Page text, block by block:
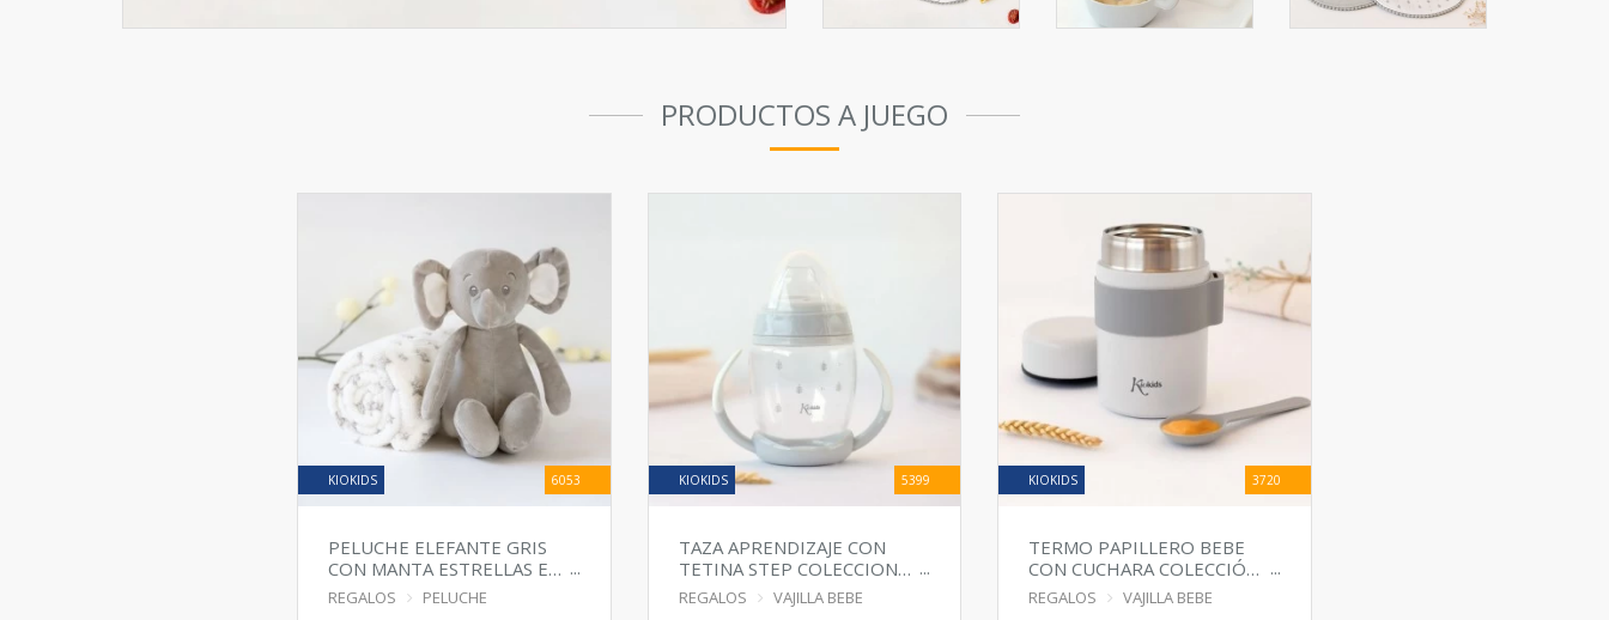
PRODUCTOS A JUEGO
KIOKIDS 6053
PELUCHE ELEFANTE GRIS
CON MANTA ESTRELLAS EN
CAJA
REGALOS PELUCHE
KIOKIDS 5399
TAZA APRENDIZAJE CON
TETINA STEP COLECCION
GRIS
REGALOS VAJILLA BEBE
KIOKIDS 3720
TERMO PAPILLERO BEBE
CON CUCHARA COLECCIÓN
GRIS
REGALOS VAJILLA BEBE